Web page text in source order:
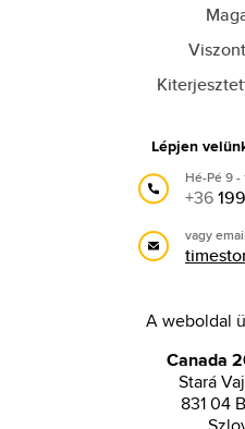
Lépjen
Hé-Pé 9 -
+36
vagy
A weboldal
Canada
Stará
831 04